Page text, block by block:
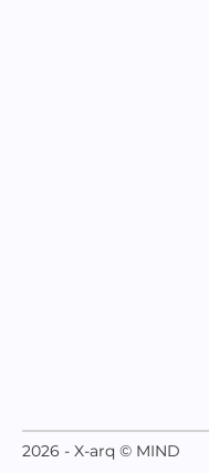
2026 - X-arq © MIND